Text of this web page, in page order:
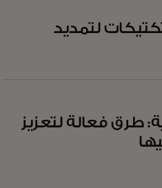
لتمديد
طرق فعالة لتعزيز